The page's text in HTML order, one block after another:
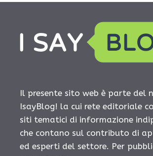
Il presente sito web è parte del
IsayBlog! la cui rete editoriale
siti tematici di informazione
che contano sul contributo di
ed esperti del settore. Per